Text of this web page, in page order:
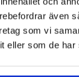
även
som vi
eller som de